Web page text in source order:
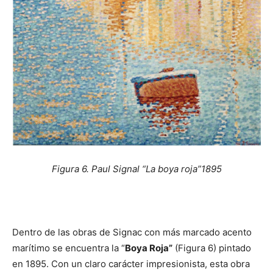
Figura 6. Paul Signal “La boya roja”1895
Dentro de las obras de Signac con más marcado acento
marítimo se encuentra la “Boya Roja” (Figura 6) pintado
en 1895. Con un claro carácter impresionista, esta obra